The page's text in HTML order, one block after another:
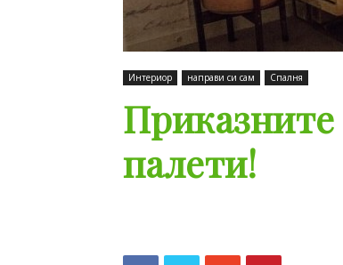
Интериор направи си сам Спалня
Приказните
палети!